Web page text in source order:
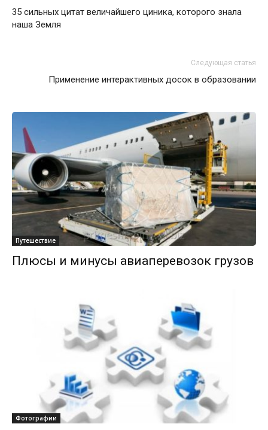
35 сильных цитат величайшего циника, которого знала
наша Земля
Следующая статья
Применение интерактивных досок в образовании
Путешествие
Плюсы и минусы авиаперевозок грузов
Фотографии